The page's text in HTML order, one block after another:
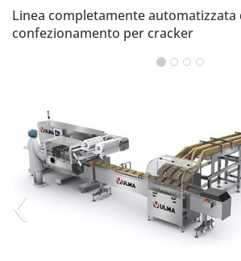
Linea completamente automatizzata
confezionamento per cracker
‹